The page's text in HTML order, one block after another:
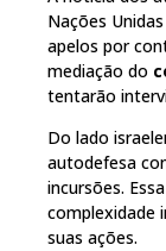
Nações
apelos por
mediação do
tentarão
Do lado
autodefesa
incursões.
complexidade
suas ações.